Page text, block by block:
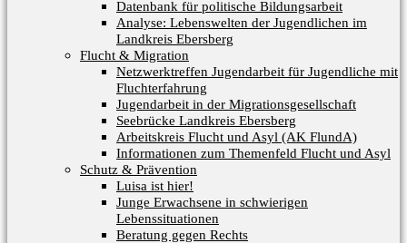
Datenbank für politische Bildungsarbeit
Analyse: Lebenswelten der Jugendlichen im
Landkreis Ebersberg
Flucht & Migration
Netzwerktreffen Jugendarbeit für Jugendliche mit
Fluchterfahrung
Jugendarbeit in der Migrationsgesellschaft
Seebrücke Landkreis Ebersberg
Arbeitskreis Flucht und Asyl (AK FlundA)
Informationen zum Themenfeld Flucht und Asyl
Schutz & Prävention
Luisa ist hier!
Junge Erwachsene in schwierigen
Lebenssituationen
Beratung gegen Rechts